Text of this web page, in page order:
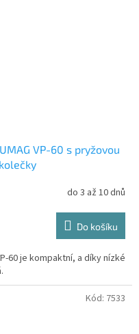
VP-60 s pryžovou
do 3 až 10 dnů
Do košíku
60 je kompaktní, a díky nízké
Kód: 7533